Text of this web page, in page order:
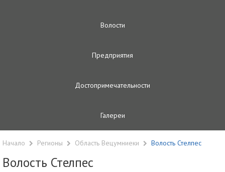
Волости
Предприятия
Достопримечательности
Галереи
Начало Регионы Область Вецумниеки Волость Стелпес
Волость Стелпес